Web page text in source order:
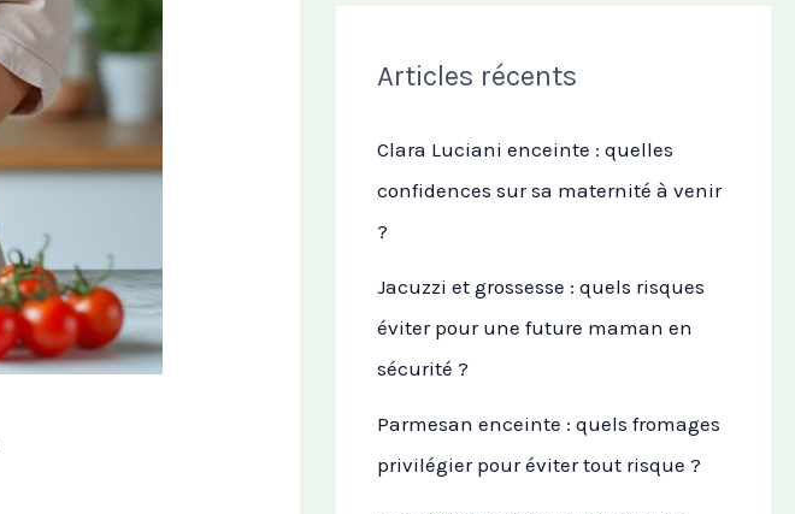
Articles récents
Clara Luciani enceinte : quelles
confidences sur sa maternité à venir
?
Jacuzzi et grossesse : quels risques
éviter pour une future maman en
sécurité ?
Parmesan enceinte : quels fromages
privilégier pour éviter tout risque ?